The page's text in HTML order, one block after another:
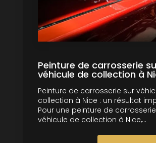
Peinture de carrosserie
véhicule de collection à
Peinture de carrosserie sur
collection à Nice : un résultat
Pour une peinture de
véhicule de collection à Nice,...